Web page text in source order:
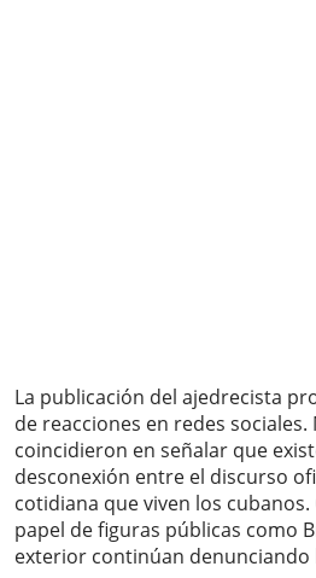
La publicación del ajedrecista
de reacciones en redes
coincidieron en señalar que
desconexión entre el discurso
cotidiana que viven los
papel de figuras públicas como
exterior continúan denunciando